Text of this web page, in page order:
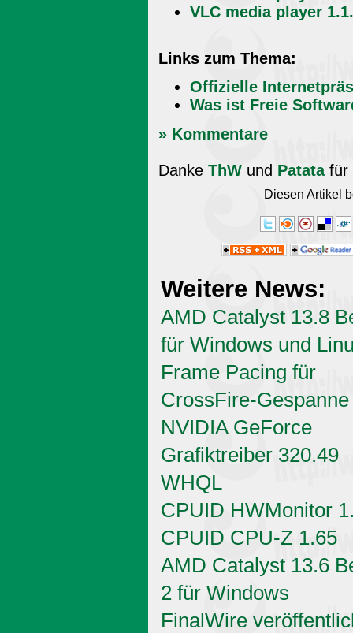
VLC media player
Links zum Thema:
Offizielle
Was ist Freie
» Kommentare
Danke ThW und Patatafür
Diesen Artikel
Weitere News:
AMD Catalyst 13.8
für Windows und
Frame Pacing für
CrossFire-Gespanne
NVIDIA GeForce
Grafiktreiber 320.49
WHQL
CPUID HWMonitor
CPUID CPU-Z 1.65
AMD Catalyst 13.6
2 für Windows
FinalWire